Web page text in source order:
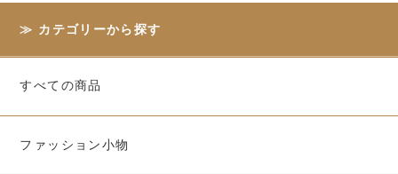
カテゴリーから探す
すべての商品
ファッション小物